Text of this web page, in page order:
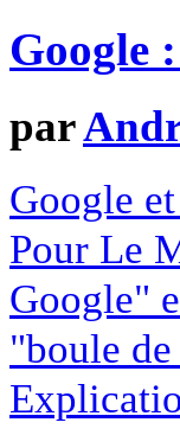
Google
par
Google
Pour Le
Google"
"boule